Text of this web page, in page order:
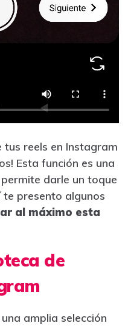
tus reels en Instagram
Esta función es una
darle un toque
te presento algunos
al máximo esta
de
amplia selección